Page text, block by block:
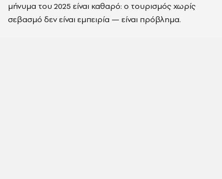
μήνυμα του 2025 είναι καθαρό: ο τουρισμός χωρίς
σεβασμό δεν είναι εμπειρία — είναι πρόβλημα.